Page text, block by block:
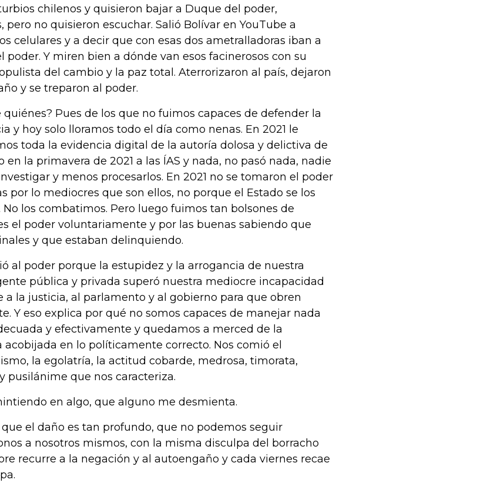
chilenos y quisieron bajar a Duque del poder,
pero no quisieron escuchar. Salió Bolívar en YouTube a
celulares y a decir que con esas dos ametralladoras iban a
poder. Y miren bien a dónde van esos facinerosos con su
del cambio y la paz total. Aterrorizaron al país, dejaron
y se treparon al poder.
quiénes? Pues de los que no fuimos capaces de defender la
y hoy solo lloramos todo el día como nenas. En 2021 le
toda la evidencia digital de la autoría dolosa y delictiva de
en la primavera de 2021 a las ÍAS y nada, no pasó nada, nadie
y menos procesarlos. En 2021 no se tomaron el poder
por lo mediocres que son ellos, no porque el Estado se los
No los combatimos. Pero luego fuimos tan bolsones de
el poder voluntariamente y por las buenas sabiendo que
y que estaban delinquiendo.
al poder porque la estupidez y la arrogancia de nuestra
pública y privada superó nuestra mediocre incapacidad
a la justicia, al parlamento y al gobierno para que obren
Y eso explica por qué no somos capaces de manejar nada
y efectivamente y quedamos a merced de la
acobijada en lo políticamente correcto. Nos comió el
la egolatría, la actitud cobarde, medrosa, timorata,
pusilánime que nos caracteriza.
en algo, que alguno me desmienta.
que el daño es tan profundo, que no podemos seguir
a nosotros mismos, con la misma disculpa del borracho
recurre a la negación y al autoengaño y cada viernes recae